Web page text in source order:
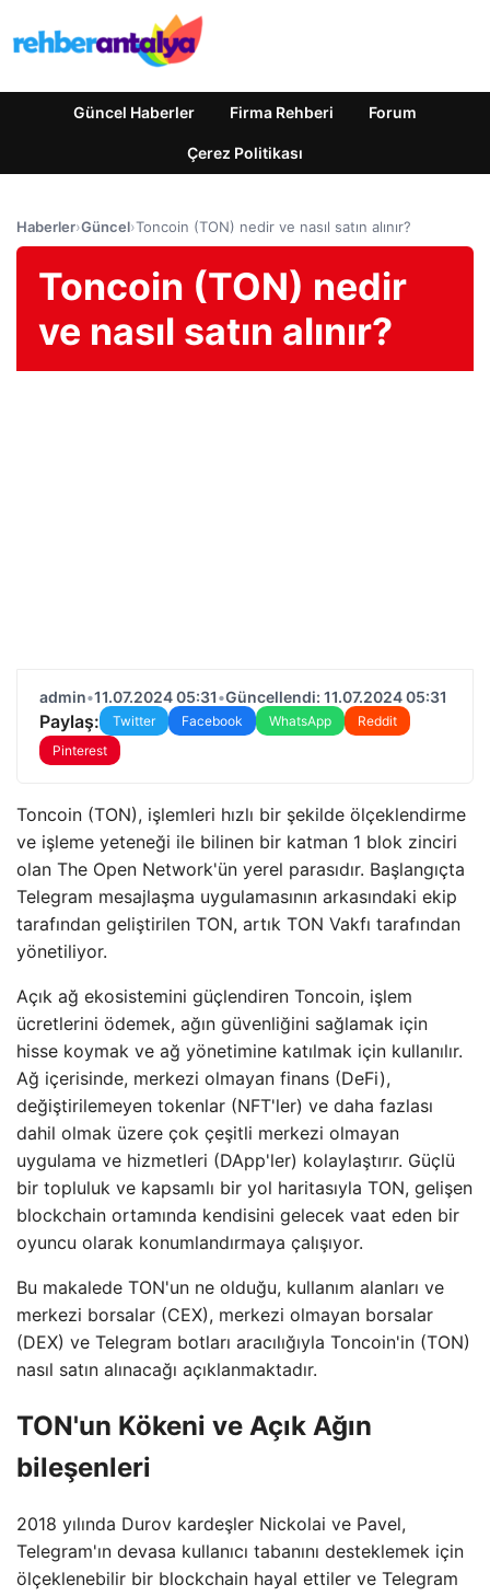
Güncel Haberler Firma Rehberi Forum
Çerez Politikası
Haberler›Güncel›Toncoin (TON) nedir ve nasıl satın alınır?
Toncoin (TON) nedir
ve nasıl satın alınır?
admin•11.07.2024 05:31•Güncellendi: 11.07.2024 05:31
Paylaş: Twitter Facebook WhatsApp
Reddit
Pinterest
Toncoin (TON), işlemleri hızlı bir şekilde ölçeklendirme
ve işleme yeteneği ile bilinen bir katman 1 blok zinciri
olan The Open Network'ün yerel parasıdır. Başlangıçta
Telegram mesajlaşma uygulamasının arkasındaki ekip
tarafından geliştirilen TON, artık TON Vakfı tarafından
yönetiliyor.
Açık ağ ekosistemini güçlendiren Toncoin, işlem
ücretlerini ödemek, ağın güvenliğini sağlamak için
hisse koymak ve ağ yönetimine katılmak için kullanılır.
Ağ içerisinde, merkezi olmayan finans (DeFi),
değiştirilemeyen tokenlar (NFT'ler) ve daha fazlası
dahil olmak üzere çok çeşitli merkezi olmayan
uygulama ve hizmetleri (DApp'ler) kolaylaştırır. Güçlü
bir topluluk ve kapsamlı bir yol haritasıyla TON, gelişen
blockchain ortamında kendisini gelecek vaat eden bir
oyuncu olarak konumlandırmaya çalışıyor.
Bu makalede TON'un ne olduğu, kullanım alanları ve
merkezi borsalar (CEX), merkezi olmayan borsalar
(DEX) ve Telegram botları aracılığıyla Toncoin'in (TON)
nasıl satın alınacağı açıklanmaktadır.
TON'un Kökeni ve Açık Ağın
bileşenleri
2018 yılında Durov kardeşler Nickolai ve Pavel,
Telegram'ın devasa kullanıcı tabanını desteklemek için
ölçeklenebilir bir blockchain hayal ettiler ve Telegram